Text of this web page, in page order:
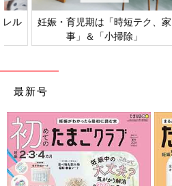
あり、楽しんで続けられるものを一
す。
「クリスマスの飾りつけを一緒にや
びかけて保護者が一緒に活動すると
――フランスでは働く女性にとって
か？
妊娠・育児期は「時短テク、家
事」＆「小掃除」
最新号